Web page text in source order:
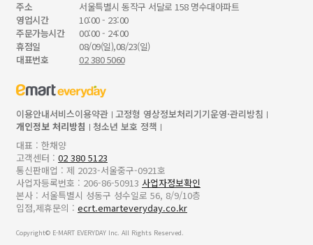
주소
서울특별시 동작구 서달로 158 명수대아파트
영업시간
10:00 - 23:00
주문가능시간
00:00 - 24:00
휴점일
08/09(일),08/23(일)
대표번호
02 380 5060
이용안내서비스이용약관 고정형 영상정보처리기기운영·관리방침
개인정보 처리방침
청소년 보호 정책
대표 : 한채양
고객센터 : 02 380 5123
통신판매업 : 제 2023-서울중구-0921호
사업자등록번호 : 206-86-50913 사업자정보확인
본사 : 서울특별시 성동구 성수일로 56, 8/9/10층
입점,제휴문의 : ecrt.emarteveryday.co.kr
Copyright© E-MART EVERYDAY Inc. All Rights Reserved.